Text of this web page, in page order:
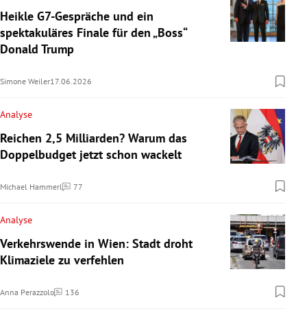
Heikle G7-Gespräche und ein
spektakuläres Finale für den „Boss“
Donald Trump
Simone Weiler17.06.2026
Analyse
Reichen 2,5 Milliarden? Warum das
Doppelbudget jetzt schon wackelt
Michael Hammerl 77
Kommentare
Analyse
Verkehrswende in Wien: Stadt droht
Klimaziele zu verfehlen
Anna Perazzolo 136
Kommentare